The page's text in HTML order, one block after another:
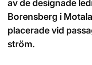
av de designade
Borensberg i
placerade vid
ström.